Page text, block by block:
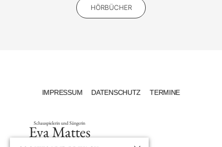
HÖRBÜCHER
IMPRESSUM DATENSCHUTZ TERMINE
Schauspielerin und Sängerin
Eva Mattes